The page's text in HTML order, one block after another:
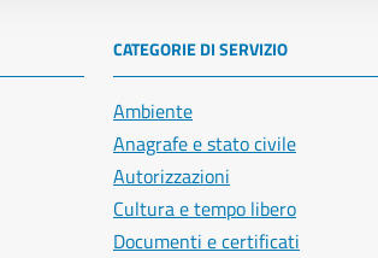
CATEGORIE DI SERVIZIO
Ambiente
Anagrafe e stato civile
Autorizzazioni
Cultura e tempo libero
Documenti e certificati